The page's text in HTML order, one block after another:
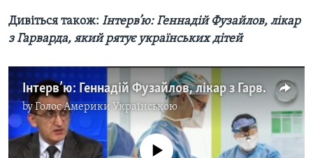
Дивіться також: Інтерв’ю: Геннадій Фузайлов, лікар
з Гарварда, який рятує українських дітей
Інтерв’ю: Геннадій Фузайлов, лікар з Гарварда, який рятує українських дітей. Відео
byГолос Америки Українською
No media source currently available